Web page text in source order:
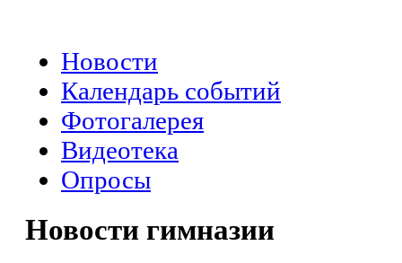
Новости
Календарь событий
Фотогалерея
Видеотека
Опросы
Новости гимназии